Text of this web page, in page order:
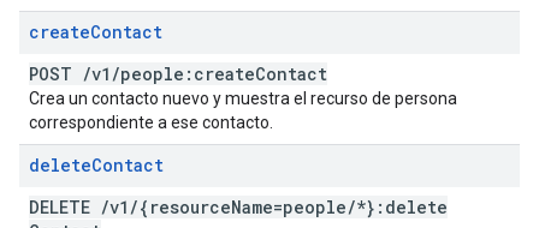
createContact
POST /v1 /people:createContact
Crea un contacto nuevo y muestra el recurso de persona
correspondiente a ese contacto.
deleteContact
DELETE /v1 /{resourceName=people/*}:delete